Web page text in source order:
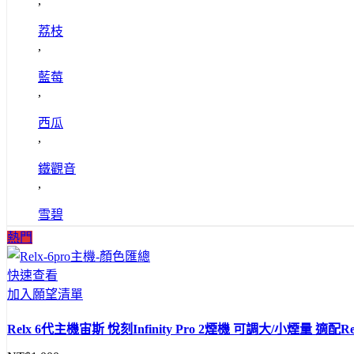
荔枝
,
藍莓
,
西瓜
,
鐵觀音
,
雪碧
熱門
快速查看
加入願望清單
Relx 6代主機宙斯 悅刻Infinity Pro 2煙機 可調大/小煙量 適配